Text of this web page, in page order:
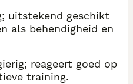
uitstekend geschikt
als behendigheid en
reageert goed op
training.